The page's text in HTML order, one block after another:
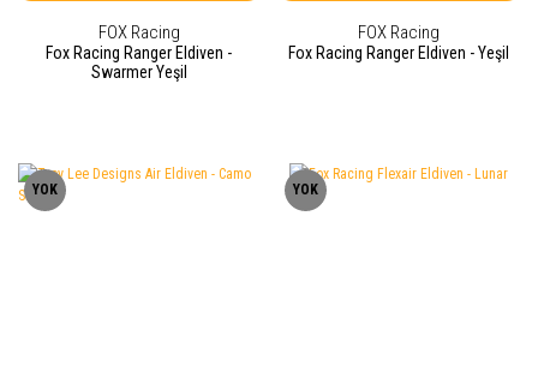
FOX Racing
Fox Racing Ranger Eldiven -
Swarmer Yeşil
FOX Racing
Fox Racing Ranger Eldiven - Yeşil
YOK YOK